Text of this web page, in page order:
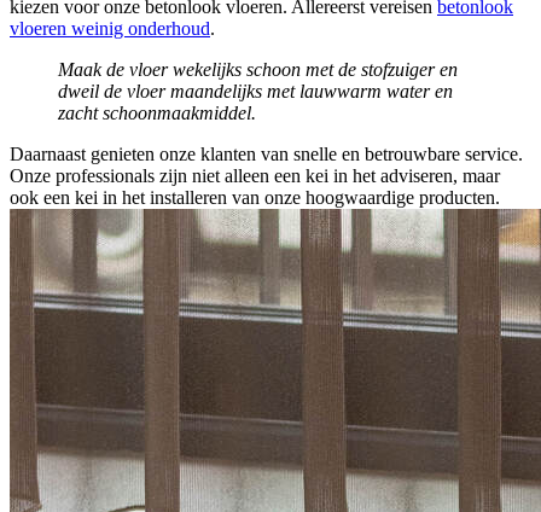
kiezen voor onze betonlook vloeren. Allereerst vereisen betonlook
vloeren weinig onderhoud.
Maak de vloer wekelijks schoon met de stofzuiger en
dweil de vloer maandelijks met lauwwarm water en
zacht schoonmaakmiddel.
Daarnaast genieten onze klanten van snelle en betrouwbare service.
Onze professionals zijn niet alleen een kei in het adviseren, maar
ook een kei in het installeren van onze hoogwaardige producten.